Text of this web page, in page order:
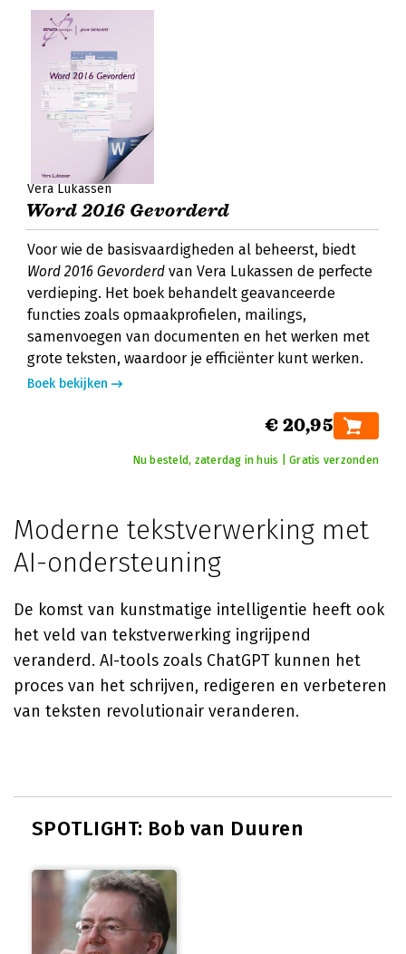
Vera Lukassen
Word 2016 Gevorderd
Voor wie de basisvaardigheden al beheerst, biedt
Word 2016 Gevorderd van Vera Lukassen de perfecte
verdieping. Het boek behandelt geavanceerde
functies zoals opmaakprofielen, mailings,
samenvoegen van documenten en het werken met
grote teksten, waardoor je efficiënter kunt werken.
Boek bekijken
€ 20,95
Nu besteld, zaterdag in huis | Gratis verzonden
Moderne tekstverwerking met
AI-ondersteuning
De komst van kunstmatige intelligentie heeft ook
het veld van tekstverwerking ingrijpend
veranderd. AI-tools zoals ChatGPT kunnen het
proces van het schrijven, redigeren en verbeteren
van teksten revolutionair veranderen.
SPOTLIGHT: Bob van Duuren